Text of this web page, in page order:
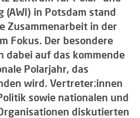
(AWI) in Potsdam stand
Zusammenarbeit in der
Fokus. Der besondere
dabei auf das kommende
Polarjahr, das
wird. Vertreter:innen
sowie nationalen und
diskutierten